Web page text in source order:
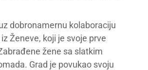
dobronamernu kolaboraciju
Ženeve, koji je svoje prve
žene sa slatkim
Grad je povukao svoju